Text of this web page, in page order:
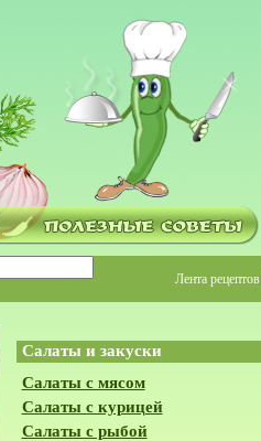
Лента рецептов
Салаты и закуски
Салаты с мясом
Салаты с курицей
Салаты с рыбой